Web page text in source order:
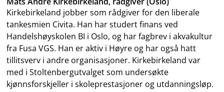
Kirkebirkeland jobber som rådgiver for den liberale
tankesmien Civita. Han har studert finans ved
Handelshøyskolen BI i Oslo, og har fagbrev i akvakultur
fra Fusa VGS. Han er aktiv i Høyre og har også hatt
tillitsverv i andre organisasjoner. Kirkebirkeland var
med i Stoltenbergutvalget som undersøkte
kjønnsforskjeller i skoleprestasjoner og utdanningsløp.